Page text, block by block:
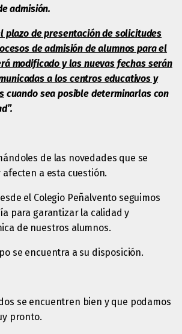
admisión.
plazo de presentación de solicitudes
de admisión de alumnos para el
modificado y las nuevas fechas serán
a los centros educativos y
cuando sea posible determinarlas con
de las novedades que se
a esta cuestión.
el Colegio Peñalvento seguimos
para garantizar la calidad y
de nuestros alumnos.
se encuentra a su disposición.
se encuentren bien y que podamos
pronto.